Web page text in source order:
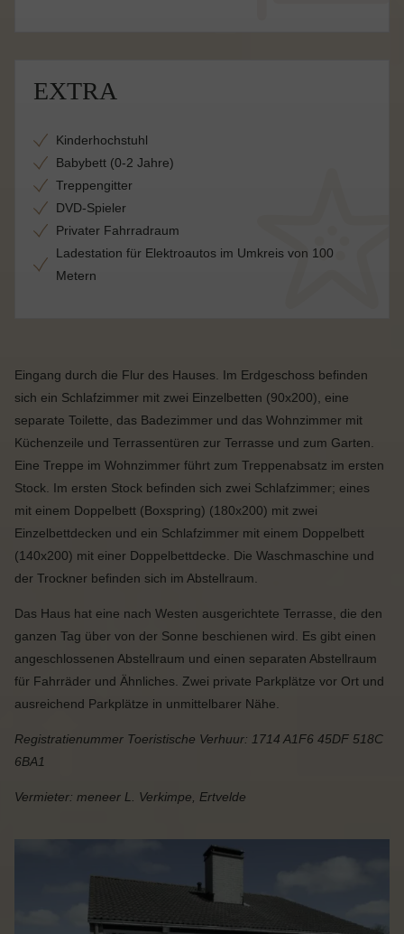
EXTRA
Kinderhochstuhl
Babybett (0-2 Jahre)
Treppengitter
DVD-Spieler
Privater Fahrradraum
Ladestation für Elektroautos im Umkreis von 100
Metern
Eingang durch die Flur des Hauses. Im Erdgeschoss befinden
sich ein Schlafzimmer mit zwei Einzelbetten (90x200), eine
separate Toilette, das Badezimmer und das Wohnzimmer mit
Küchenzeile und Terrassentüren zur Terrasse und zum Garten.
Eine Treppe im Wohnzimmer führt zum Treppenabsatz im ersten
Stock. Im ersten Stock befinden sich zwei Schlafzimmer; eines
mit einem Doppelbett (Boxspring) (180x200) mit zwei
Einzelbettdecken und ein Schlafzimmer mit einem Doppelbett
(140x200) mit einer Doppelbettdecke. Die Waschmaschine und
der Trockner befinden sich im Abstellraum.
Das Haus hat eine nach Westen ausgerichtete Terrasse, die den
ganzen Tag über von der Sonne beschienen wird. Es gibt einen
angeschlossenen Abstellraum und einen separaten Abstellraum
für Fahrräder und Ähnliches. Zwei private Parkplätze vor Ort und
ausreichend Parkplätze in unmittelbarer Nähe.
Registratienummer Toeristische Verhuur: 1714 A1F6 45DF 518C
6BA1
Vermieter: meneer L. Verkimpe, Ertvelde